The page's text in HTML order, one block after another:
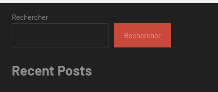
Rechercher
Rechercher
Recent Posts